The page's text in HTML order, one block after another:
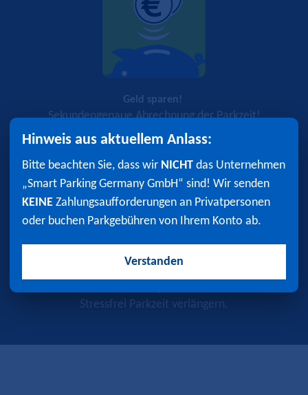
Geld sparen!
Sekundengenaue Abrechnung der Parkzeit!
Stressfrei Parkzeit verlängern.
Hinweis aus aktuellem Anlass:
Bitte beachten Sie, dass wir NICHT das Unternehmen
„Smart Parking Germany GmbH“ sind! Wir senden
KEINE Zahlungsaufforderungen an Privatpersonen
oder buchen Parkgebühren von Ihrem Konto ab.
Verstanden